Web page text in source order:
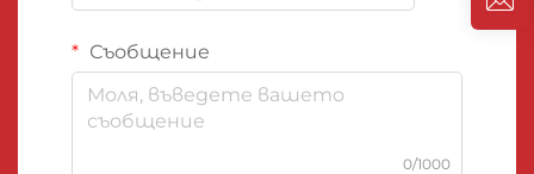
Съобщение
0/1000